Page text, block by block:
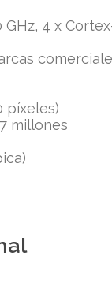
4 x
píxeles)
millones